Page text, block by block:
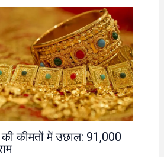
की कीमतों में उछाल: 91,000